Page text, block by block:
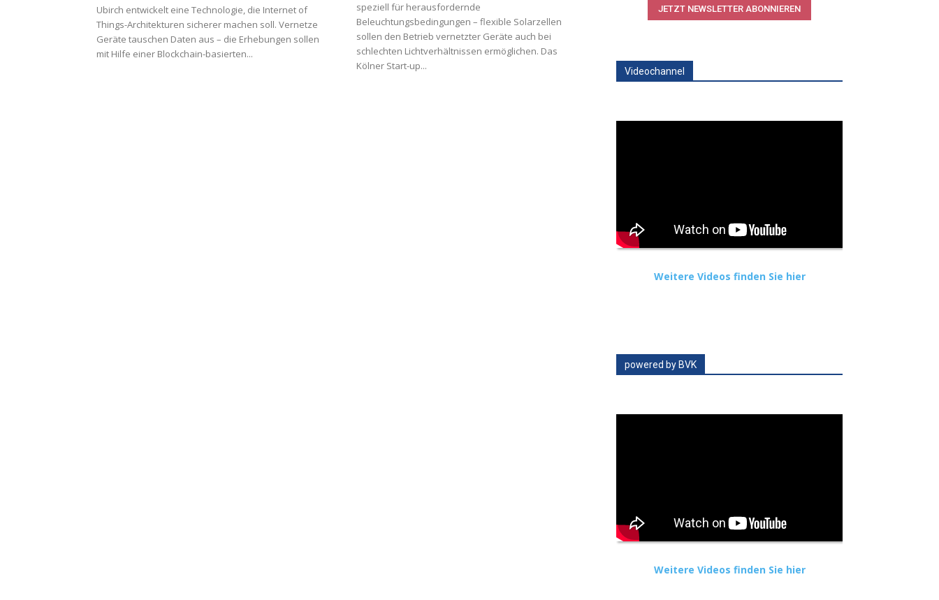
Ubirch entwickelt eine Technologie, die Internet of
Things-Architekturen sicherer machen soll. Vernetze
Geräte tauschen Daten aus – die Erhebungen sollen
mit Hilfe einer Blockchain-basierten...
speziell für herausfordernde
Beleuchtungsbedingungen – flexible Solarzellen
sollen den Betrieb vernetzter Geräte auch bei
schlechten Lichtverhältnissen ermöglichen. Das
Kölner Start-up...
JETZT NEWSLETTER ABONNIEREN
Videochannel
Weitere Videos finden Sie hier
powered by BVK
Weitere Videos finden Sie hier